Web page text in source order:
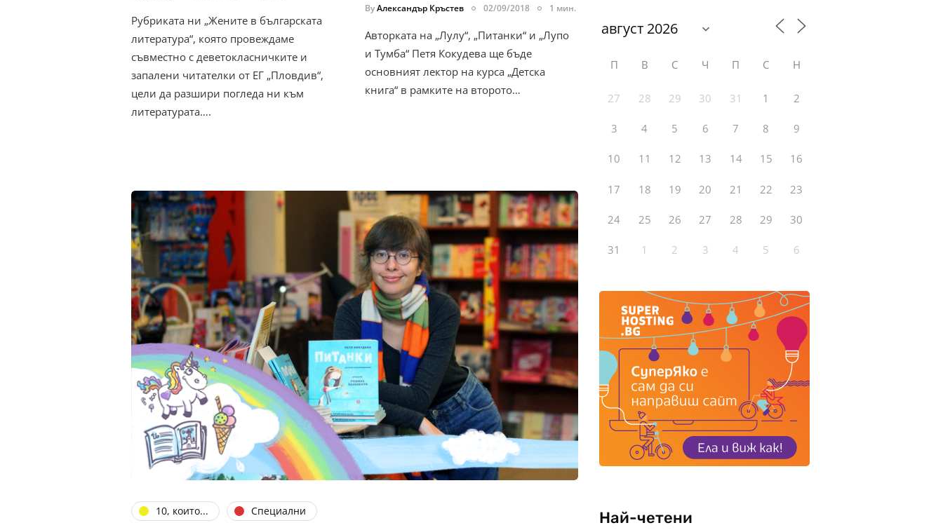
Рубриката ни „Жените в българската
литература“, която провеждаме
съвместно с деветокласничките и
запалени читателки от ЕГ „Пловдив“,
цели да разшири погледа ни към
литературата….
ByАлександър Кръстев 02/09/2018 1 мин.
Авторката на „Лулу“, „Питанки“ и „Лупо
и Тумба“ Петя Кокудева ще бъде
основният лектор на курса „Детска
книга“ в рамките на второто…
10, които... Специални
П В С Ч П С Н
27 28 29 30 31 1 2
3 4 5 6 7 8 9
10 11 12 13 14 15 16
17 18 19 20 21 22 23
24 25 26 27 28 29 30
31 1 2 3 4 5 6
Най-четени